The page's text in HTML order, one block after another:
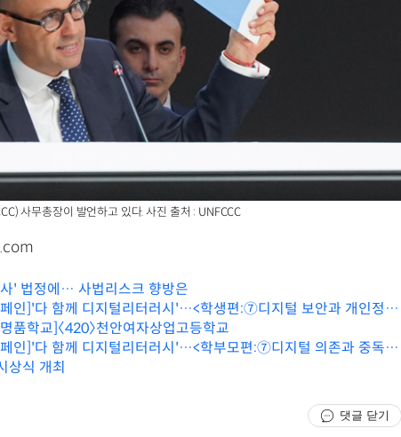
사무총장이 발언하고 있다. 사진 출처 : UNFCCC
' 법정에… 사법리스크 향방은
인]'다 함께 디지털리터러시'…<학생편:⑦디지털 보안과 개인정보
품학교]〈420〉천안여자상업고등학교
인]'다 함께 디지털리터러시'…<학부모편:⑦디지털 의존과 중독 예
상식 개최
댓글 닫기